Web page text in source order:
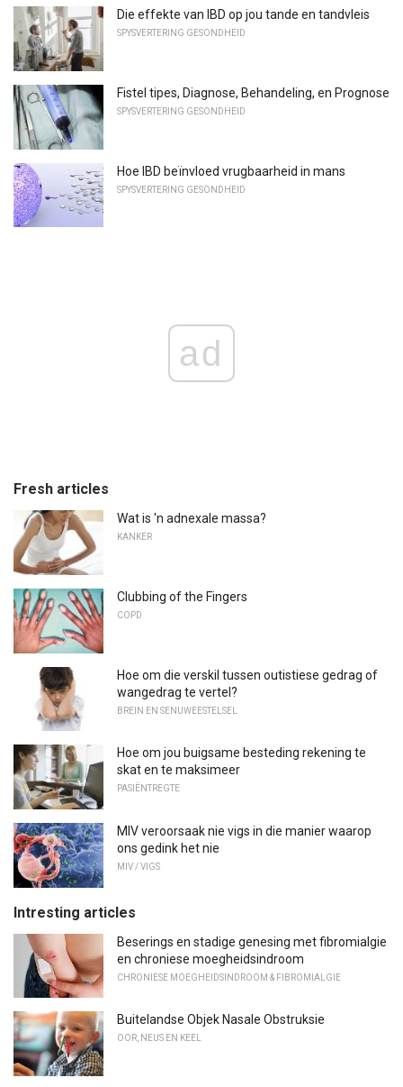
Die effekte van IBD op jou tande en tandvleis
SPYSVERTERING GESONDHEID
Fistel tipes, Diagnose, Behandeling, en Prognose
SPYSVERTERING GESONDHEID
Hoe IBD beïnvloed vrugbaarheid in mans
SPYSVERTERING GESONDHEID
ad
Fresh articles
Wat is 'n adnexale massa?
KANKER
Clubbing of the Fingers
COPD
Hoe om die verskil tussen outistiese gedrag of
wangedrag te vertel?
BREIN EN SENUWEESTELSEL
Hoe om jou buigsame besteding rekening te
skat en te maksimeer
PASIËNTREGTE
MIV veroorsaak nie vigs in die manier waarop
ons gedink het nie
MIV / VIGS
Intresting articles
Beserings en stadige genesing met fibromialgie
en chroniese moegheidsindroom
CHRONIESE MOEGHEIDSINDROOM & FIBROMIALGIE
Buitelandse Objek Nasale Obstruksie
OOR, NEUS EN KEEL